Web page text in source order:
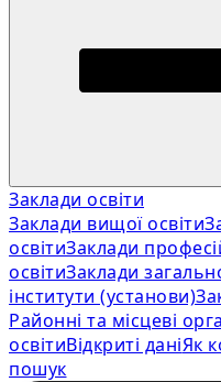
Заклади освіти
Заклади вищої освіти
освітиЗаклади
освітиЗаклади
інститути (установи)
Районні та місцеві
освітиВідкриті даніЯк
пошук